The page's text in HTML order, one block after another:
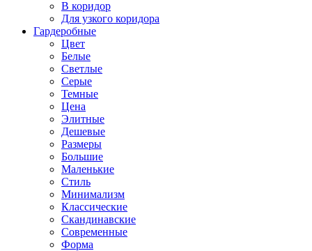
В коридор
Для узкого коридора
Гардеробные
Цвет
Белые
Светлые
Серые
Темные
Цена
Элитные
Дешевые
Размеры
Большие
Маленькие
Стиль
Минимализм
Классические
Скандинавские
Современные
Форма